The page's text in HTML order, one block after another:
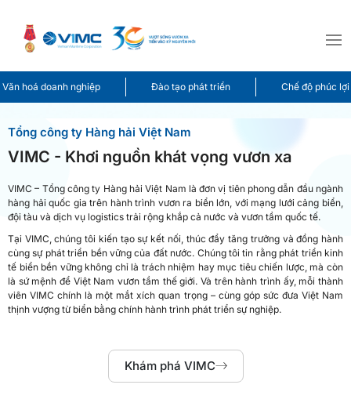
Văn hoá doanh nghiệp Đào tạo phát triển Chế độ phúc lợi
Tổng công ty Hàng hải Việt Nam
​​VIMC - Khơi nguồn khát vọng vươn xa
VIMC – Tổng công ty Hàng hải Việt Nam là đơn vị tiên phong dẫn đầu ngành
hàng hải quốc gia trên hành trình vươn ra biển lớn, với mạng lưới cảng biển,
đội tàu và dịch vụ logistics trải rộng khắp cả nước và vươn tầm quốc tế.
Tại VIMC, chúng tôi kiến tạo sự kết nối, thúc đẩy tăng trưởng và đồng hành
cùng sự phát triển bền vững của đất nước. Chúng tôi tin rằng phát triển kinh
tế biển bền vững không chỉ là trách nhiệm hay mục tiêu chiến lược, mà còn
là sứ mệnh để Việt Nam vươn tầm thế giới. Và trên hành trình ấy, mỗi thành
viên VIMC chính là một mắt xích quan trọng – cùng góp sức đưa Việt Nam
thịnh vượng từ biển bằng chính hành trình phát triển sự nghiệp.
Khám phá VIMC